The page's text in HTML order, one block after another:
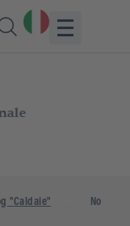
"Caldaie" Nolo